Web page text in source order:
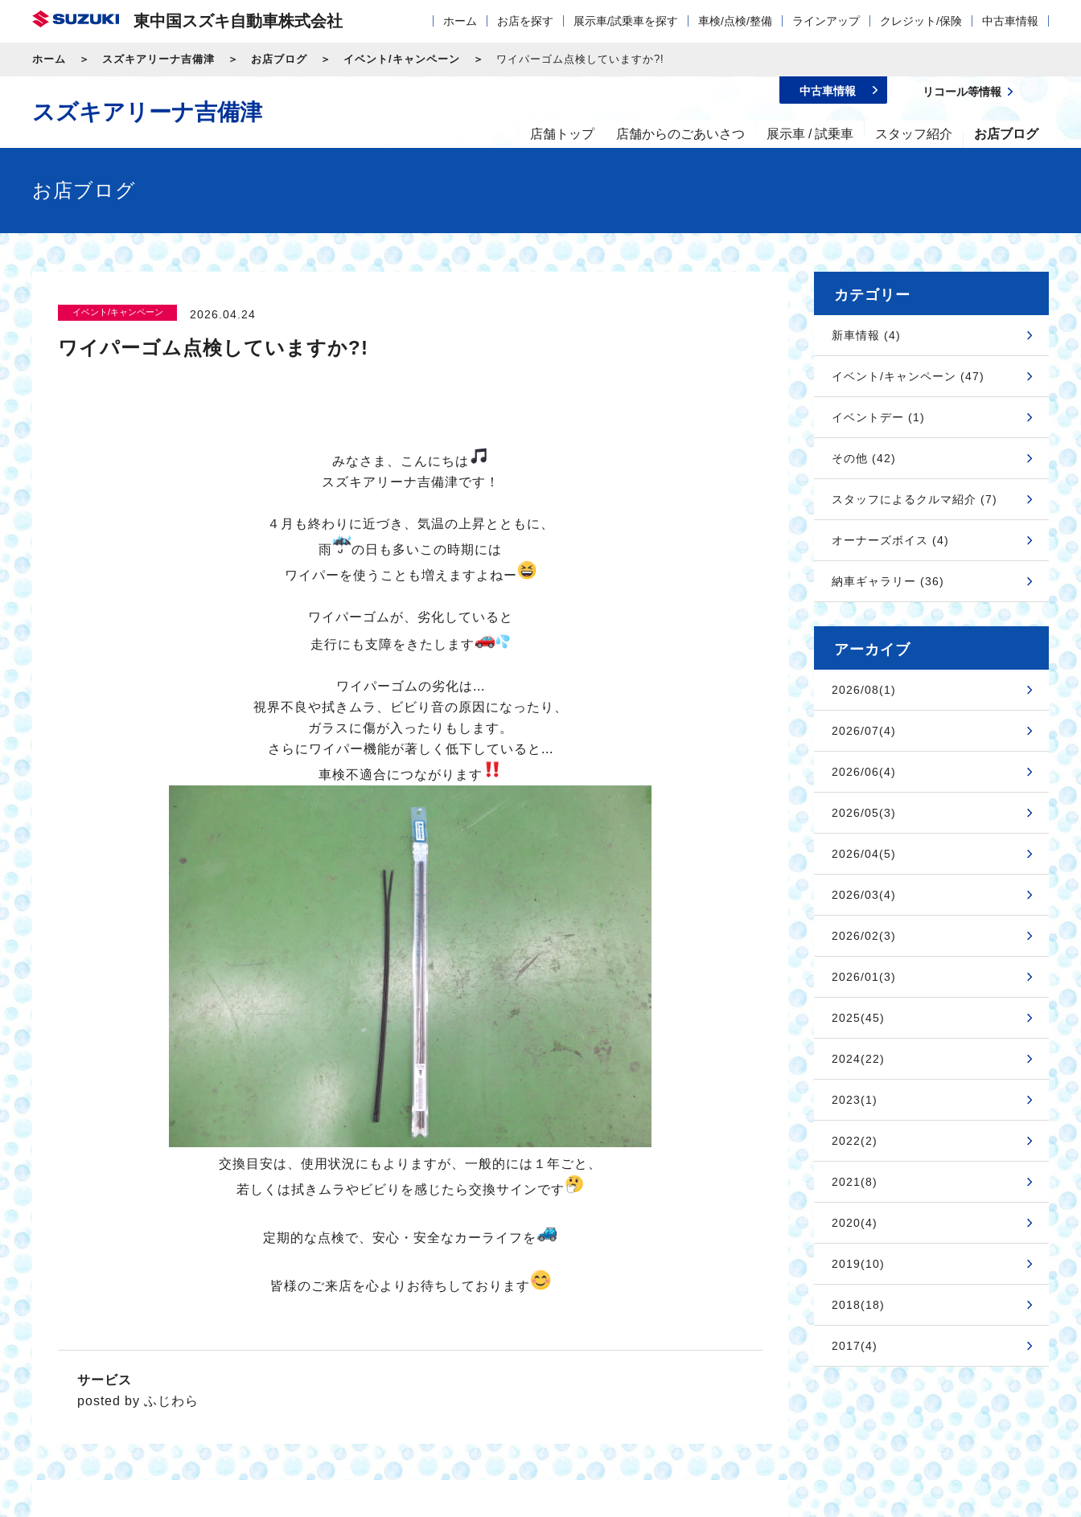
東中国スズキ自動車株式会社 ホーム お店を探す 展示車/試乗車を探す 車検/点検/整備 ラインアップ クレジット/保険 中古車情報
ホーム スズキアリーナ吉備津 お店ブログ イベント/キャンペーン ワイパーゴム点検していますか?!
スズキアリーナ吉備津
店舗トップ 店舗からのごあいさつ 展示車 / 試乗車 スタッフ紹介 お店ブログ
中古車情報 リコール等情報
お店ブログ
イベント/キャンペーン 2026.04.24
ワイパーゴム点検していますか?!
みなさま、こんにちは
スズキアリーナ吉備津です！
４月も終わりに近づき、気温の上昇とともに、
雨
の日も多いこの時期には
ワイパーを使うことも増えますよねー
ワイパーゴムが、劣化していると
走行にも支障をきたします
ワイパーゴムの劣化は...
視界不良や拭きムラ、ビビり音の原因になったり、
ガラスに傷が入ったりもします。
さらにワイパー機能が著しく低下していると...
車検不適合につながります
交換目安は、使用状況にもよりますが、一般的には１年ごと、
若しくは拭きムラやビビりを感じたら交換サインです
定期的な点検で、安心・安全なカーライフを
皆様のご来店を心よりお待ちしております
サービス
posted by ふじわら
カテゴリー
新車情報 (4)
イベント/キャンペーン (47)
イベントデー (1)
その他 (42)
スタッフによるクルマ紹介 (7)
オーナーズボイス (4)
納車ギャラリー (36)
アーカイブ
2026/08(1)
2026/07(4)
2026/06(4)
2026/05(3)
2026/04(5)
2026/03(4)
2026/02(3)
2026/01(3)
2025(45)
2024(22)
2023(1)
2022(2)
2021(8)
2020(4)
2019(10)
2018(18)
2017(4)